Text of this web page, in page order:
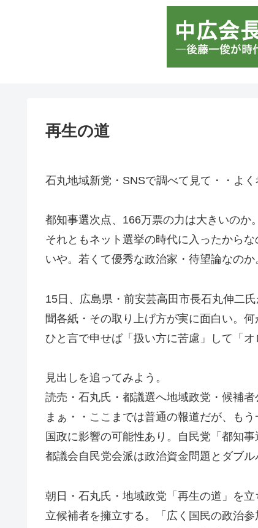
再生の道
石丸地域新党・SNSで調べて見て・・よく
都知事選次点、166万票の力は大きいのか。
それともネット選挙の時代に入ったからな
いや。若くて優秀な政治家・待望論なのか
15日、広島県・前安芸高田市長石丸伸二
聞各紙・その取り上げ方が実に面白い。何
ひと言で申せば「扱い方に苦慮」して「オ
見出しを追ってみよう。
読売・石丸氏・都議選へ地域政党・候補者
まぁ・・ここまでは普通の報道だが、もう
国政に影響の可能性あり。自民党「都知事
都議会自民党会派は政治資金問題とダブル
朝日・石丸氏・地域政党「再生の道」を
立候補者を擁立する。「広く国民の政治